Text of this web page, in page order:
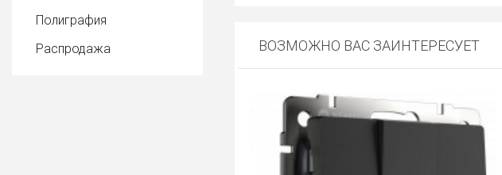
Полиграфия
Распродажа
ВОЗМОЖНО ВАС ЗАИНТЕРЕСУЕТ